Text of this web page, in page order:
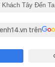
Khách Tây Đến Ta
trên